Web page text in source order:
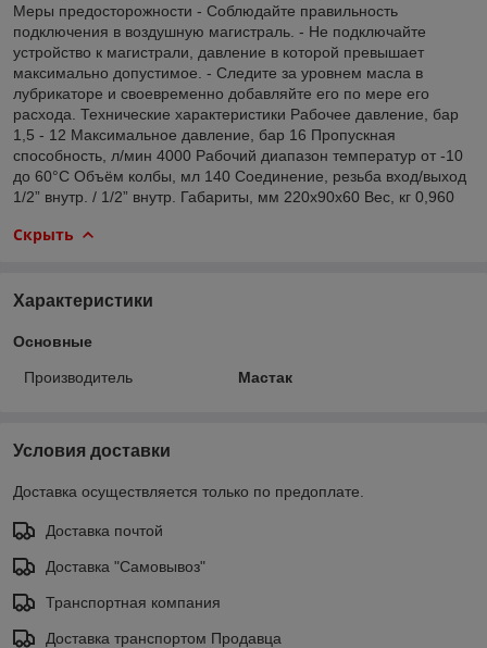
Меры предосторожности - Соблюдайте правильность
подключения в воздушную магистраль. - Не подключайте
устройство к магистрали, давление в которой превышает
максимально допустимое. - Следите за уровнем масла в
лубрикаторе и своевременно добавляйте его по мере его
расхода. Технические характеристики Рабочее давление, бар
1,5 - 12 Максимальное давление, бар 16 Пропускная
способность, л/мин 4000 Рабочий диапазон температур от -10
до 60°С Объём колбы, мл 140 Соединение, резьба вход/выход
1/2” внутр. / 1/2” внутр. Габариты, мм 220х90х60 Вес, кг 0,960
Скрыть
Характеристики
Основные
Производитель Мастак
Условия доставки
Доставка осуществляется только по предоплате.
Доставка почтой
Доставка "Самовывоз"
Транспортная компания
Доставка транспортом Продавца